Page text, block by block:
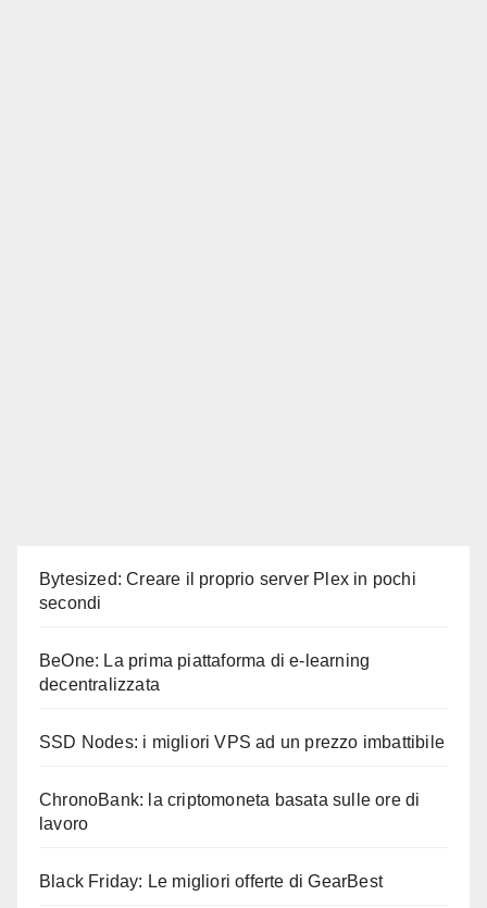
Bytesized: Creare il proprio server Plex in pochi
secondi
BeOne: La prima piattaforma di e-learning
decentralizzata
SSD Nodes: i migliori VPS ad un prezzo imbattibile
ChronoBank: la criptomoneta basata sulle ore di
lavoro
Black Friday: Le migliori offerte di GearBest